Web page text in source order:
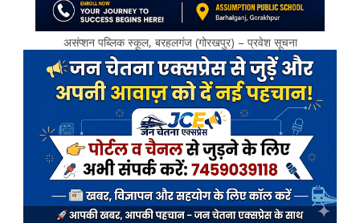
असंप्शन पब्लिक स्कूल, बरहलगंज (गोरखपुर) – प्रवेश सूचना